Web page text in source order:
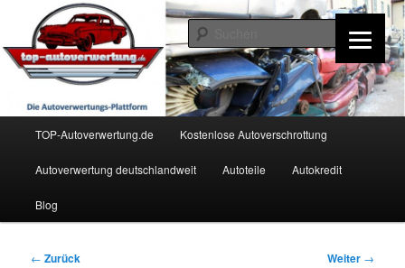
wechseln
TOP-Autoverwertung.de
TOP-Autoverwertung.de Kostenlose Autoverschrottung
Autoverwertung deutschlandweit Autoteile Autokredit
Blog
Beitrags-
← Zurück Weiter →